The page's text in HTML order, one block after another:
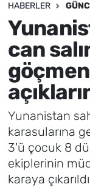
HABERLER
can
Yunanistan
karasularına
3'ü çocuk 8
ekiplerinin
karaya çıkarıldı
Asayiş /
Spor
Magazin
Foto
Künye
İletişim